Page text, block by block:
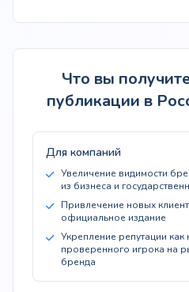
Что вы
публикации в
Для компаний
Увеличение видимости
из бизнеса и
Привлечение новых
официальное издание
Укрепление репутации как
проверенного игрока на
бренда